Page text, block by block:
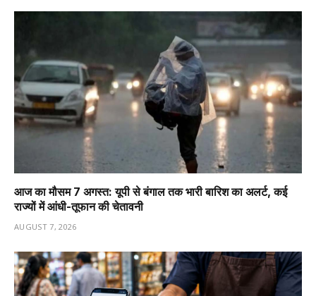
आज का मौसम 7 अगस्त: यूपी से बंगाल तक भारी बारिश का अलर्ट, कई
राज्यों में आंधी-तूफान की चेतावनी
AUGUST 7, 2026